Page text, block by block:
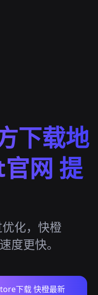
下载地
网 提
化，快橙
度更快。
下载 快橙最新